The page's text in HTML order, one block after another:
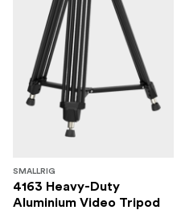
SMALLRIG
4163 Heavy-Duty
Aluminium Video Tripod